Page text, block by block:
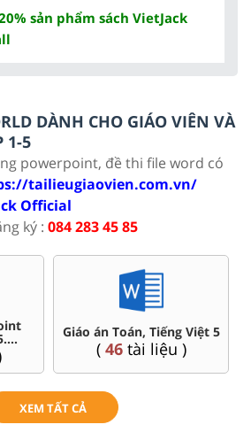
sản phẩm sách VietJack
DÀNH CHO GIÁO VIÊN VÀ
1-5
powerpoint, đề thi file word có
tailieugiaovien.com.vn/
Official
ký : 084 283 45 85
Giáo án Toán, Tiếng Việt 5
( 46tài liệu )
XEM TẤT CẢ